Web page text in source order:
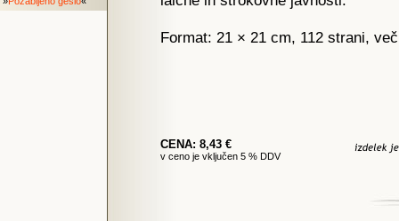
Format: 21 × 21 cm, 112 strani,
CENA: 8,43 €
v ceno je vključen 5 % DDV